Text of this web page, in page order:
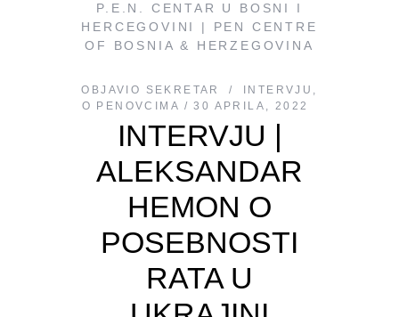
P.E.N. CENTAR U BOSNI I
HERCEGOVINI | PEN CENTRE
OF BOSNIA & HERZEGOVINA
OBJAVIO SEKRETAR INTERVJU ,
O PENOVCIMA
30 APRILA, 2022
INTERVJU |
ALEKSANDAR
HEMON O
POSEBNOSTI
RATA U